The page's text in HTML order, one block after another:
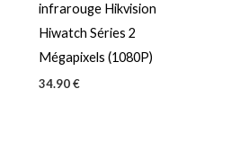
infrarouge Hikvision
Hiwatch Séries 2
Mégapixels (1080P)
34.90€